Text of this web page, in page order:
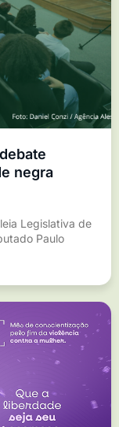
negra
Legislativa de
Paulo